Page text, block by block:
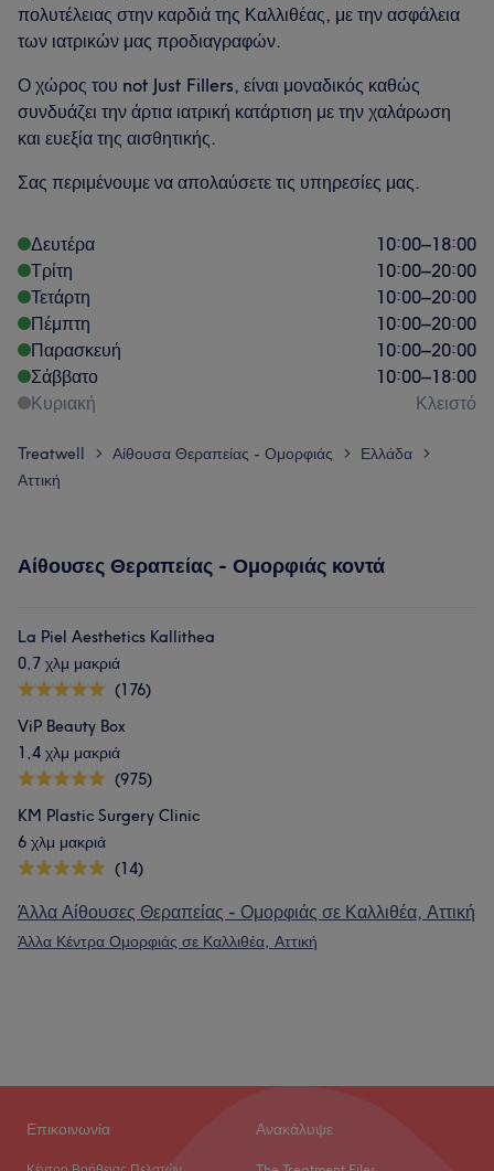
πολυτέλειας στην καρδιά της Καλλιθέας, με την ασφάλεια
των ιατρικών μας προδιαγραφών.
Ο χώρος του not Just Fillers, είναι μοναδικός καθώς
συνδυάζει την άρτια ιατρική κατάρτιση με την χαλάρωση
και ευεξία της αισθητικής.
Σας περιμένουμε να απολαύσετε τις υπηρεσίες μας.
Δευτέρα 10:00–18:00
Τρίτη
10:00–20:00
Τετάρτη
10:00–20:00
Πέμπτη
10:00–20:00
Παρασκευή
10:00–20:00
Σάββατο
10:00–18:00
Κυριακή
Κλειστό
Treatwell > Αίθουσα Θεραπείας - Ομορφιάς > Ελλάδα >
Αττική
Αίθουσες Θεραπείας - Ομορφιάς κοντά
La Piel Aesthetics Kallithea
0,7 χλμ μακριά
(176)
ViP Beauty Box
1,4 χλμ μακριά
(975)
KM Plastic Surgery Clinic
6 χλμ μακριά
(14)
Άλλα Αίθουσες Θεραπείας - Ομορφιάς σε Καλλιθέα, Αττική
Άλλα Κέντρα Ομορφιάς σε Καλλιθέα, Αττική
Επικοινωνία Ανακάλυψε